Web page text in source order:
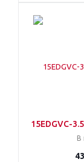
15EDGVC-
В